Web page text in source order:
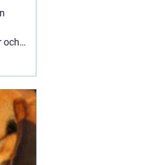
och
mer
som